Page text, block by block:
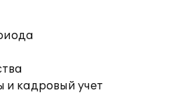
и кадровый учет